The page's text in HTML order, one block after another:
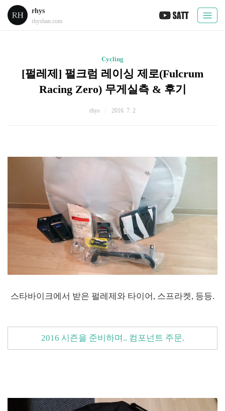
rhys
rhyshan.com
Cycling
[펄레제] 펄크럼 레이싱 제로(Fulcrum
Racing Zero) 무게실측 & 후기
rhys 2016. 7. 2
스타바이크에서 받은 펄레제와 타이어, 스프라켓, 등등.
2016 시즌을 준비하며.. 컴포넌트 주문.